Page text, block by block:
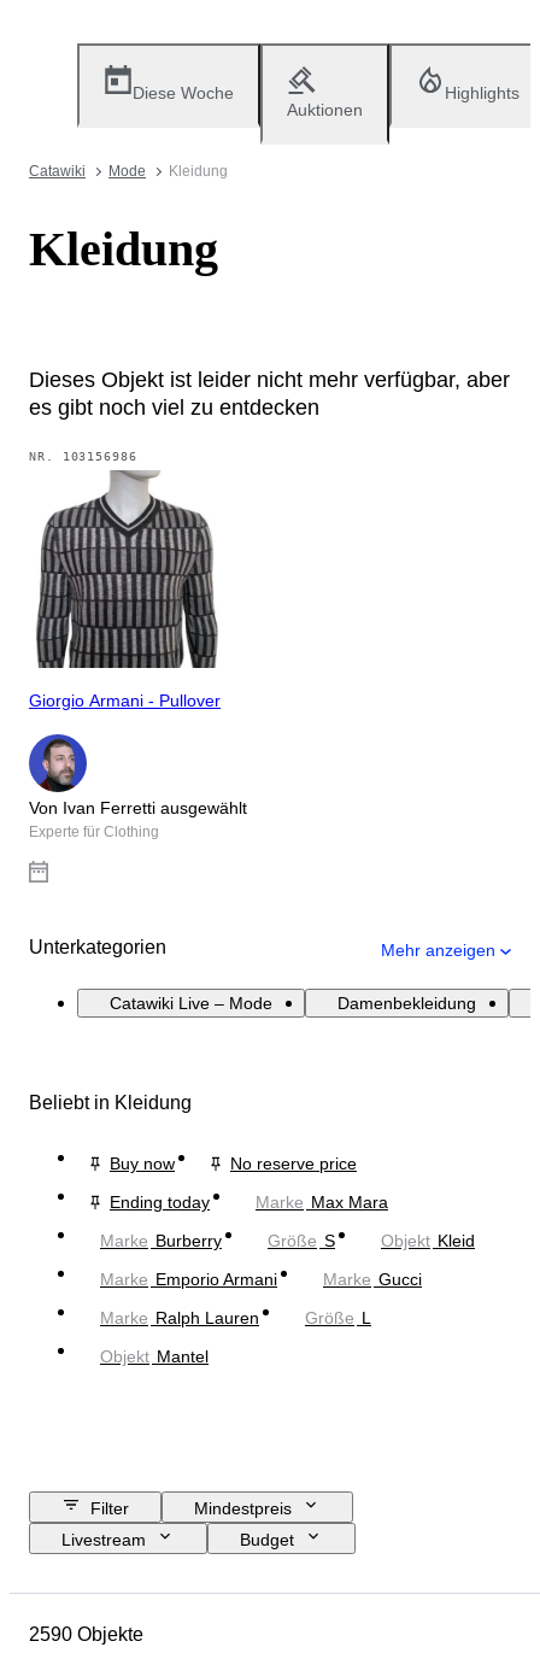
Diese Woche
Auktionen
Highlights
Catawiki Mode Kleidung
Kleidung
Dieses Objekt ist leider nicht mehr verfügbar, aber
es gibt noch viel zu entdecken
NR. 103156986
Giorgio Armani - Pullover
Von Ivan Ferretti ausgewählt
Experte für Clothing
Unterkategorien Mehr anzeigen
Catawiki Live – Mode Damenbekleidung
Beliebt in Kleidung
Buy now
No reserve price
Ending today
Marke Max Mara
Marke Burberry Größe S Objekt Kleid
Marke Emporio Armani Marke Gucci
Marke Ralph Lauren Größe L
Objekt Mantel
Filter
Mindestpreis
Livestream
Budget
Material
2590 Objekte